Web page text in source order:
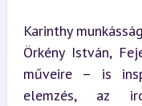
Karinthy
Örkény István,
műveire – is
elemzés, az